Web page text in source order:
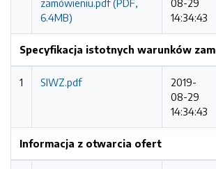
zamówieniu.pdf (PDF,
6.4MB)
08-29
14:34:43
Specyfikacja istotnych warunków
1 SIWZ.pdf
2019-
08-29
14:34:43
Informacja z otwarcia ofert